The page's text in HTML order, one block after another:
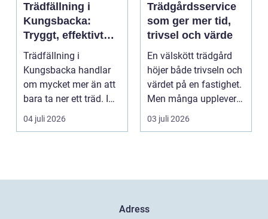
Trädfällning i
Kungsbacka:
Tryggt, effektivt
och med omtanke
om hela tomten
Trädfällning i
Kungsbacka handlar
om mycket mer än att
bara ta ner ett träd. I
e...
04 juli 2026
Trädgårdsservice
som ger mer tid,
trivsel och värde
En välskött trädgård
höjer både trivseln och
värdet på en fastighet.
Men många upplever
att tiden, o...
03 juli 2026
Adress